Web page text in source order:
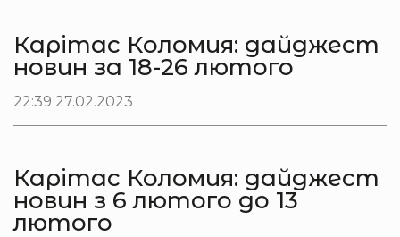
Карітас Коломия: дайджест
новин за 18-26 лютого
22:39 27.02.2023
Карітас Коломия: дайджест
новин з 6 лютого до 13
лютого